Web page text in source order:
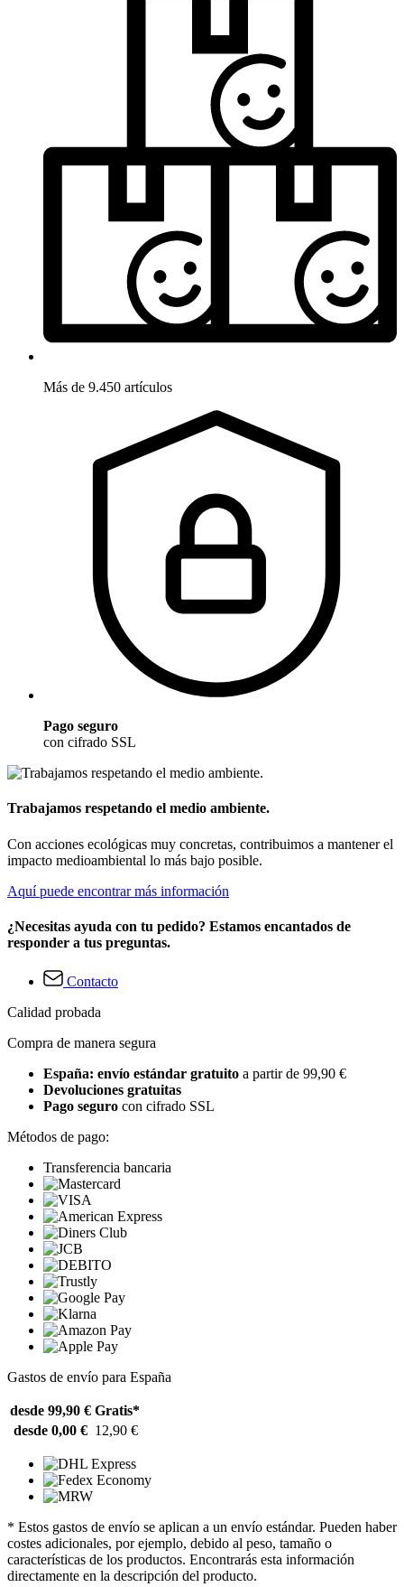
Más de 9.450 artículos
Pago seguro
con cifrado SSL
Trabajamos respetando el medio ambiente.
Con acciones ecológicas muy concretas, contribuimos a mantener el
impacto medioambiental lo más bajo posible.
Aquí puede encontrar más información
¿Necesitas ayuda con tu pedido? Estamos encantados de
responder a tus preguntas.
Contacto
Calidad probada
Compra de manera segura
España: envío estándar gratuito a partir de 99,90 €
Devoluciones gratuitas
Pago seguro con cifrado SSL
Métodos de pago:
Transferencia bancaria
Gastos de envío para España
desde 99,90 € Gratis*
desde 0,00 € 12,90 €
* Estos gastos de envío se aplican a un envío estándar. Pueden haber
costes adicionales, por ejemplo, debido al peso, tamaño o
características de los productos. Encontrarás esta información
directamente en la descripción del producto.